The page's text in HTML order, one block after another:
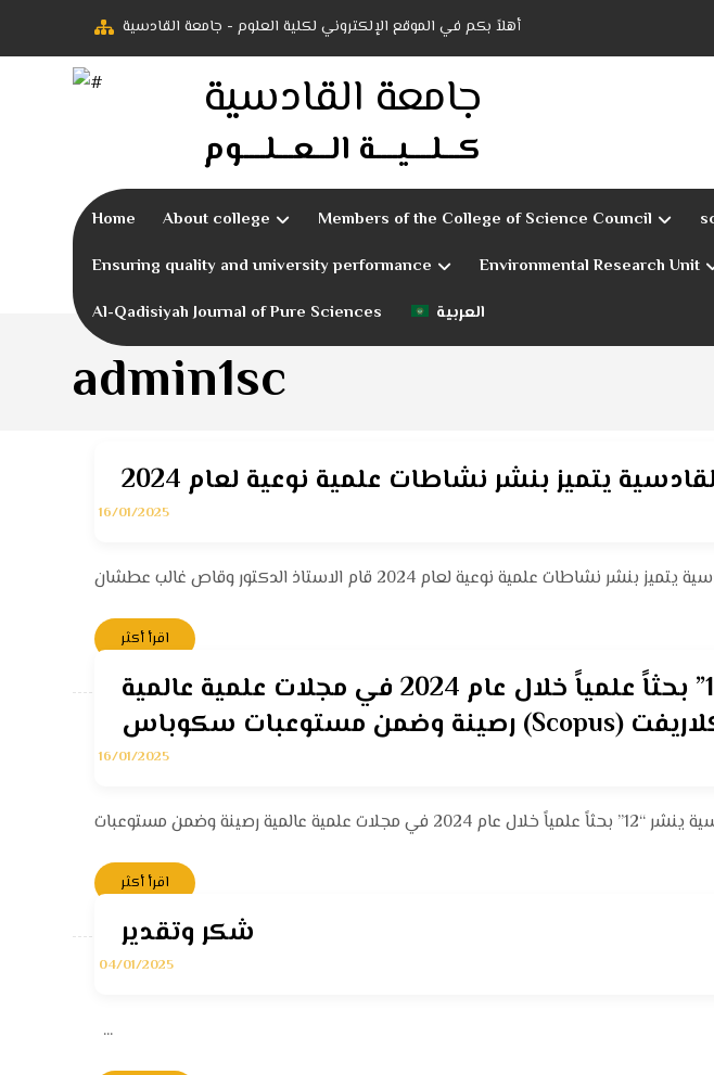
أهلاً بكم في الموقع الإلكتروني لكلية العلوم - جامعة القادسية
جامعة القادسية
كـــلــــيــــة الـــعـــلــــوم
Home About college Members of the College of Science Council
Ensuring quality and university performance
Environmental Research Unit
Al-Qadisiyah Journal of Pure Sciences
العربية
admin1sc
يتميز بنشر نشاطات علمية نوعية لعام 2024
16/01/2025
اقرأ أكثر
تدريسي في كلية العلوم بجامعة القادسية ينشر “12” بحثاً علمياً خلال عام 2024 في مجلات علمية عالمية
16/01/2025
اقرأ أكثر
شكر وتقدير
04/01/2025
...